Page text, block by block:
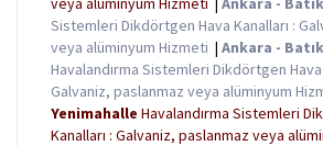
Sistemleri Dikdörtgen Hava Kanalları :
veya alüminyum Hizmeti | Ankara -
Havalandırma Sistemleri Dikdörtgen Hava
Galvaniz, paslanmaz veya alüminyum
Yenimahalle Havalandırma Sistemleri
Kanalları : Galvaniz, paslanmaz veya